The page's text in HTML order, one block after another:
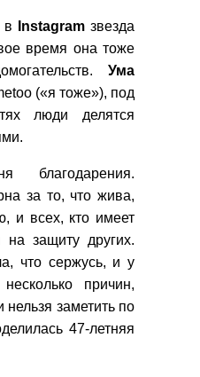
в Instagramзвезда
время она тоже
Ума
(«я тоже»), под
люди делятся
благодарения.
за то, что жива,
и всех, кто имеет
на защиту других.
что сержусь, и у
причин,
нельзя заметить по
47-летняя